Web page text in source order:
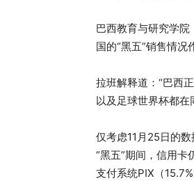
巴西教育与研究学
国的“黑五”销售情况
拉班解释道：“巴西
以及足球世界杯都
仅考虑11月25日的
“黑五”期间，信用
支付系统PIX（